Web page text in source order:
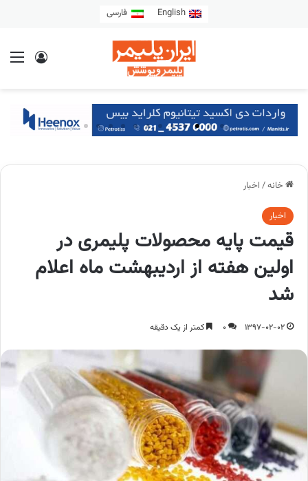
English فارسی
خانه/ اخبار
اخبار
قیمت پایه محصولات پلیمری در
اولین هفته از اردیبهشت ماه اعلام
شد
1397-02-02
0 کمتر از یک دقیقه